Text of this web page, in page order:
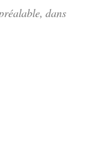
dans